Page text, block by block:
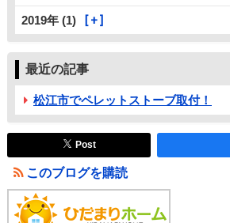
2019年 (1)
最近の記事
松江市でペレットストーブ取付！
Post
このブログを購読